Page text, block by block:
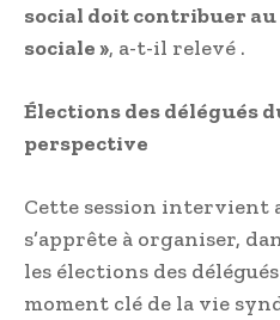
social doit contribuer
sociale », a-t-il relevé .
Élections des délégués
perspective
Cette session intervient
s’apprête à organiser,
les élections des
moment clé de la vie